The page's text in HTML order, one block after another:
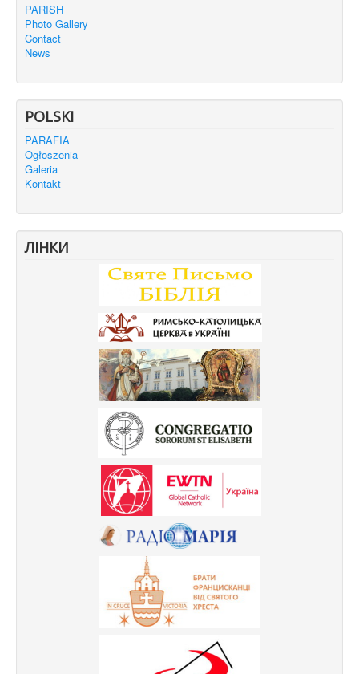
PARISH
Photo Gallery
Contact
News
POLSKI
PARAFIA
Ogłoszenia
Galeria
Kontakt
ЛІНКИ